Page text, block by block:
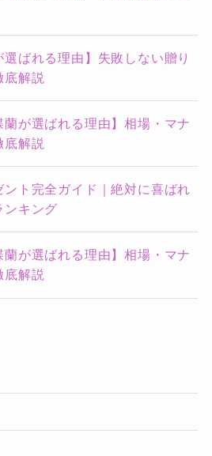
選ばれる理由】失敗しない贈り
底解説
蘭が選ばれる理由】相場・マナ
底解説
ント完全ガイド｜絶対に喜ばれ
ンキング
蘭が選ばれる理由】相場・マナ
底解説